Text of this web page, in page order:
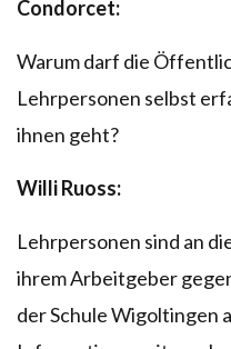
Condorcet:
Warum darf die
Lehrpersonen selbst
ihnen geht?
Willi Ruoss:
Lehrpersonen sind an
ihrem Arbeitgeber
der Schule Wigoltingen